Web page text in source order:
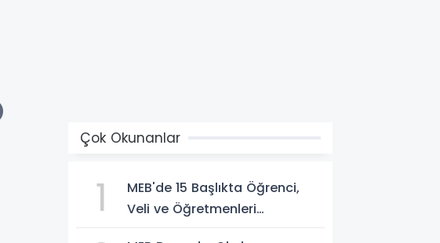
Çok Okunanlar
1
MEB'de 15 Başlıkta Öğrenci,
Veli ve Öğretmenleri